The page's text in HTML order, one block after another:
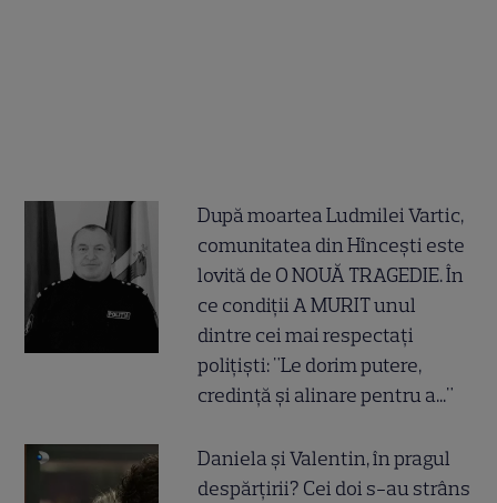
După moartea Ludmilei Vartic,
comunitatea din Hîncești este
lovită de O NOUĂ TRAGEDIE. În
ce condiții A MURIT unul
dintre cei mai respectați
polițiști: "Le dorim putere,
credință și alinare pentru a..."
Daniela și Valentin, în pragul
despărțirii? Cei doi s-au strâns